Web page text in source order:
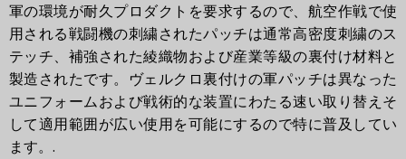
軍の環境が耐久プロダクトを要求するので、航空作戦で使
用される戦闘機の刺繍されたパッチは通常高密度刺繍のス
テッチ、補強された綾織物および産業等級の裏付け材料と
製造されたです。ヴェルクロ裏付けの軍パッチは異なった
ユニフォームおよび戦術的な装置にわたる速い取り替えそ
して適用範囲が広い使用を可能にするので特に普及してい
ます。.